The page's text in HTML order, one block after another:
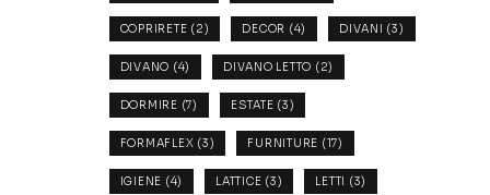
COPRIRETE (2) DECOR (4) DIVANI (3)
DIVANO (4) DIVANO LETTO (2)
DORMIRE (7) ESTATE (3)
FORMAFLEX (3) FURNITURE (17)
IGIENE (4) LATTICE (3) LETTI (3)